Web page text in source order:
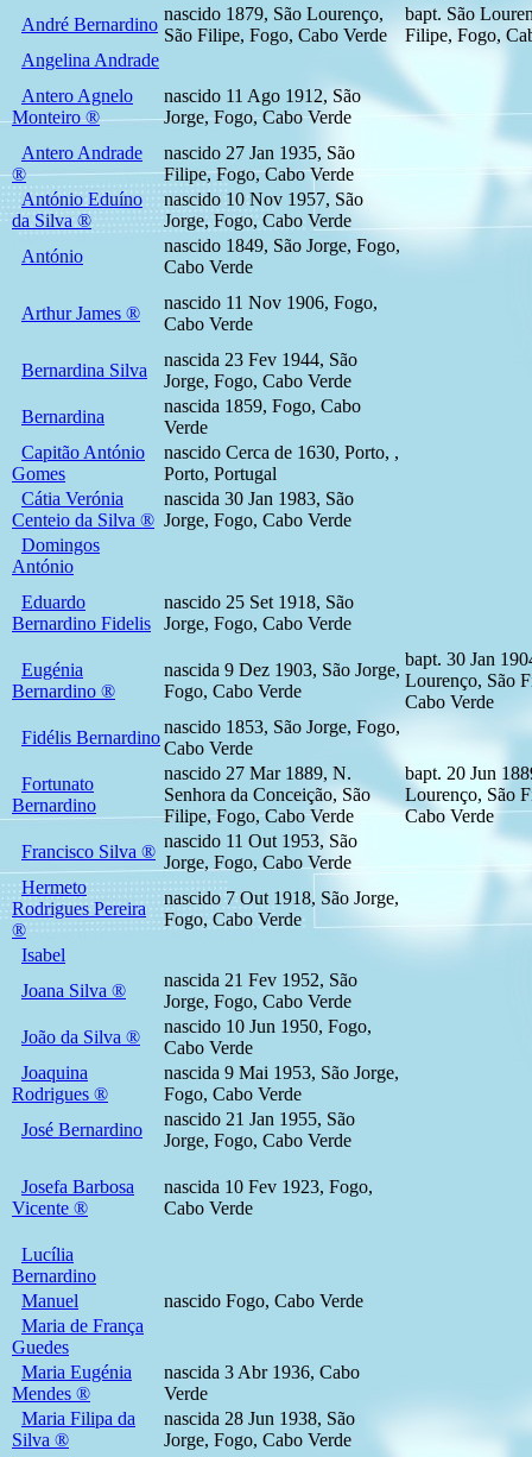
André Bernardino
nascido 1879, São Lourenço,
São Filipe, Fogo, Cabo Verde
bapt. São
Filipe, Fogo,
Angelina Andrade
Antero Agnelo
Monteiro ®
nascido 11 Ago 1912, São
Jorge, Fogo, Cabo Verde
Antero Andrade
®
nascido 27 Jan 1935, São
Filipe, Fogo, Cabo Verde
António Eduíno
da Silva ®
nascido 10 Nov 1957, São
Jorge, Fogo, Cabo Verde
António
nascido 1849, São Jorge, Fogo,
Cabo Verde
Arthur James ®
nascido 11 Nov 1906, Fogo,
Cabo Verde
Bernardina Silva
nascida 23 Fev 1944, São
Jorge, Fogo, Cabo Verde
Bernardina
nascida 1859, Fogo, Cabo
Verde
Capitão António
Gomes
nascido Cerca de 1630, Porto, ,
Porto, Portugal
Cátia Verónia
Centeio da Silva ®
nascida 30 Jan 1983, São
Jorge, Fogo, Cabo Verde
Domingos
António
Eduardo
Bernardino Fidelis
nascido 25 Set 1918, São
Jorge, Fogo, Cabo Verde
Eugénia
Bernardino ®
nascida 9 Dez 1903, São Jorge,
Fogo, Cabo Verde
bapt. 30 Jan
Lourenço, São
Cabo Verde
Fidélis Bernardino
nascido 1853, São Jorge, Fogo,
Cabo Verde
Fortunato
Bernardino
nascido 27 Mar 1889, N.
Senhora da Conceição, São
Filipe, Fogo, Cabo Verde
bapt. 20 Jun
Lourenço, São
Cabo Verde
Francisco Silva ®
nascido 11 Out 1953, São
Jorge, Fogo, Cabo Verde
Hermeto
Rodrigues Pereira
®
nascido 7 Out 1918, São Jorge,
Fogo, Cabo Verde
Isabel
Joana Silva ®
nascida 21 Fev 1952, São
Jorge, Fogo, Cabo Verde
João da Silva ®
nascido 10 Jun 1950, Fogo,
Cabo Verde
Joaquina
Rodrigues ®
nascida 9 Mai 1953, São Jorge,
Fogo, Cabo Verde
José Bernardino
nascido 21 Jan 1955, São
Jorge, Fogo, Cabo Verde
Josefa Barbosa
Vicente ®
nascida 10 Fev 1923, Fogo,
Cabo Verde
Lucília
Bernardino
Manuel
nascido Fogo, Cabo Verde
Maria de França
Guedes
Maria Eugénia
Mendes ®
nascida 3 Abr 1936, Cabo
Verde
Maria Filipa da
Silva ®
nascida 28 Jun 1938, São
Jorge, Fogo, Cabo Verde